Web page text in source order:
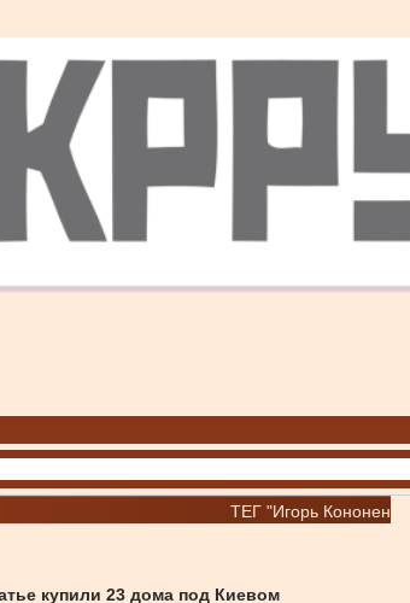
ТЕГ "Игорь Кононенко"
купили 23 дома под Киевом